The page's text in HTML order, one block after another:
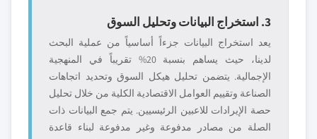
3. استخراج البيانات وتحليل السوق
يعد استخراج البيانات جزءاً أساسياً من عملية البحث
لدينا، حيث يساهم بنسبة 20% تقريباً في المنهجية
الإجمالية. يتضمن تحليل هيكل السوق وتحديد اتجاهات
الصناعة وتقييم العوامل الاقتصادية الكلية من خلال تحليل
حصة الإيرادات للاعبين الرئيسيين. يتم جمع البيانات ذات
الصلة من مصادر مدفوعة وغير مدفوعة لبناء قاعدة